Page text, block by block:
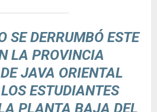
SE DERRUMBÓ ESTE
LA PROVINCIA
JAVA ORIENTAL
ESTUDIANTES